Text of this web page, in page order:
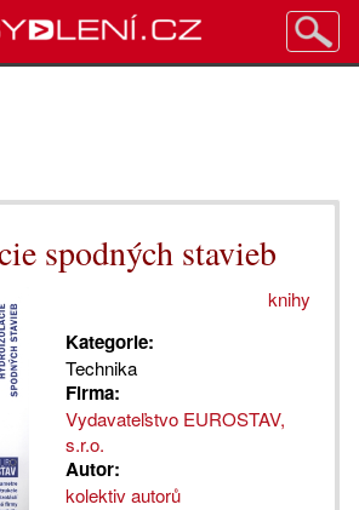
spodných stavieb
knihy
Kategorie:
Technika
Firma:
Vydavateľstvo EUROSTAV,
s.r.o.
Autor:
kolektiv autorů